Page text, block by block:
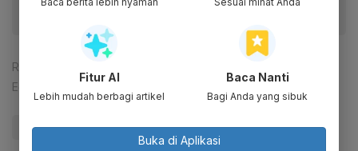
Reporter:
Editor:
#andika perkasa #panglima TNI #TNI
Fitur AI
Lebih mudah berbagi artikel
Baca Nanti
Bagi Anda yang sibuk
Buka di Aplikasi